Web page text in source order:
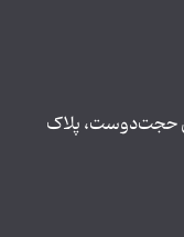
حجت‌دوست، پلاک